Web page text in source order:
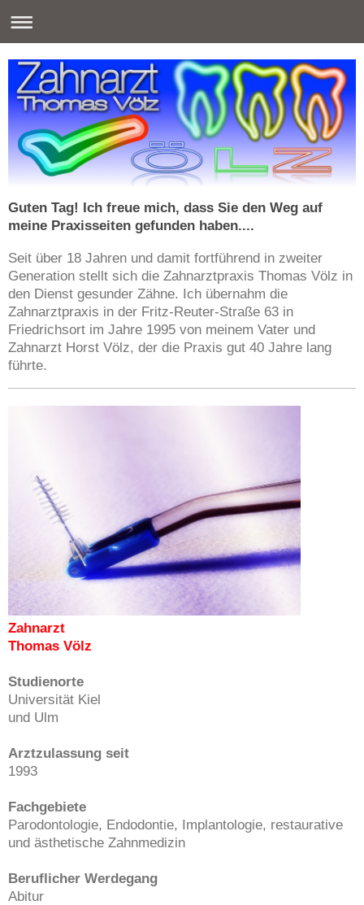
Guten Tag! Ich freue mich, dass Sie den Weg auf
meine Praxisseiten gefunden haben....
Seit über 18 Jahren und damit fortführend in zweiter
Generation stellt sich die Zahnarztpraxis Thomas Völz in
den Dienst gesunder Zähne. Ich übernahm die
Zahnarztpraxis in der Fritz-Reuter-Straße 63 in
Friedrichsort im Jahre 1995 von meinem Vater und
Zahnarzt Horst Völz, der die Praxis gut 40 Jahre lang
führte.
Zahnarzt
Thomas Völz
Studienorte
Universität Kiel
und Ulm
Arztzulassung seit
1993
Fachgebiete
Parodontologie, Endodontie, Implantologie, restaurative
und ästhetische Zahnmedizin
Beruflicher Werdegang
Abitur